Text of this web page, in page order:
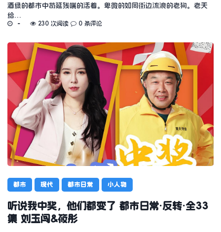
酒绿的都市中苟延残喘的活着。卑微的如同街边流浪的老狗。老天
给…
230 次阅读 0 条评论
都市 现代 都市日常 小人物
听说我中奖，他们都变了 都市日常·反转·全33
集 刘玉闯&筱彤